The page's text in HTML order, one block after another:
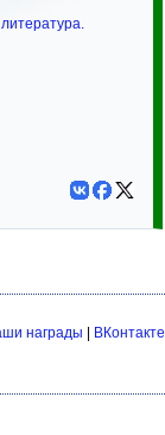
награды
ВКонтакте